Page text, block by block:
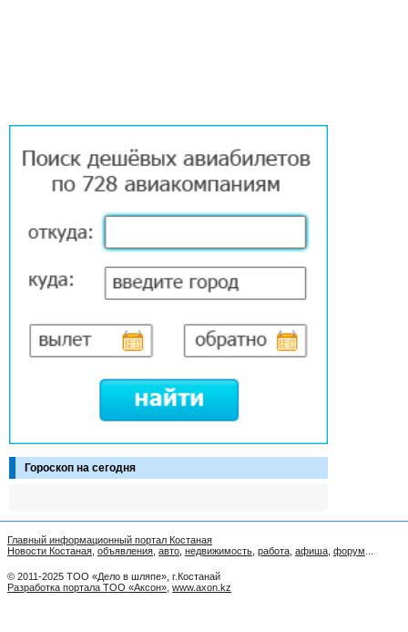
Гороскоп на сегодня
Главный информационный портал Костаная
Новости Костаная объявления авто недвижимость работа афиша форум
© 2011-2025 ТОО «Дело в шляпе», г.Костанай
Разработка портала ТОО «Аксон» www.axon.kz